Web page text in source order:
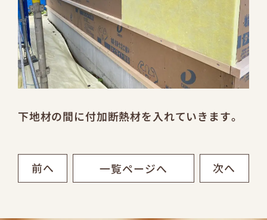
下地材の間に付加断熱材を入れていきます。
前へ 一覧ページへ 次へ